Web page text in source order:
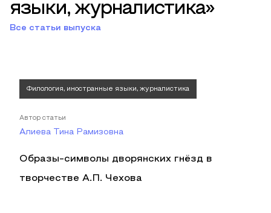
языки, журналистика»
Все статьи выпуска
Филология, иностранные языки, журналистика
Автор статьи
Алиева Тина Рамизовна
Образы-символы дворянских гнёзд в
творчестве А.П. Чехова